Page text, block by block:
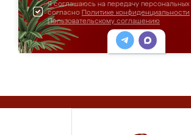
Я соглашаюсь на передачу персональных
согласно Политике конфиденциальности
Пользовательскому соглашению